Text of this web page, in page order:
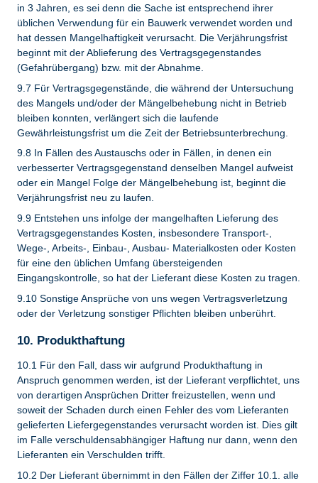
in 3 Jahren, es sei denn die Sache ist entsprechend ihrer
üblichen Verwendung für ein Bauwerk verwendet worden und
hat dessen Mangelhaftigkeit verursacht. Die Verjährungsfrist
beginnt mit der Ablieferung des Vertragsgegenstandes
(Gefahrübergang) bzw. mit der Abnahme.
9.7 Für Vertragsgegenstände, die während der Untersuchung
des Mangels und/oder der Mängelbehebung nicht in Betrieb
bleiben konnten, verlängert sich die laufende
Gewährleistungsfrist um die Zeit der Betriebsunterbrechung.
9.8 In Fällen des Austauschs oder in Fällen, in denen ein
verbesserter Vertragsgegenstand denselben Mangel aufweist
oder ein Mangel Folge der Mängelbehebung ist, beginnt die
Verjährungsfrist neu zu laufen.
9.9 Entstehen uns infolge der mangelhaften Lieferung des
Vertragsgegenstandes Kosten, insbesondere Transport-,
Wege-, Arbeits-, Einbau-, Ausbau- Materialkosten oder Kosten
für eine den üblichen Umfang übersteigenden
Eingangskontrolle, so hat der Lieferant diese Kosten zu tragen.
9.10 Sonstige Ansprüche von uns wegen Vertragsverletzung
oder der Verletzung sonstiger Pflichten bleiben unberührt.
10. Produkthaftung
10.1 Für den Fall, dass wir aufgrund Produkthaftung in
Anspruch genommen werden, ist der Lieferant verpflichtet, uns
von derartigen Ansprüchen Dritter freizustellen, wenn und
soweit der Schaden durch einen Fehler des vom Lieferanten
gelieferten Liefergegenstandes verursacht worden ist. Dies gilt
im Falle verschuldensabhängiger Haftung nur dann, wenn den
Lieferanten ein Verschulden trifft.
10.2 Der Lieferant übernimmt in den Fällen der Ziffer 10.1. alle